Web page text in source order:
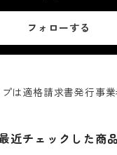
フォローする
は適格請求書発行事業
近チェックした商品